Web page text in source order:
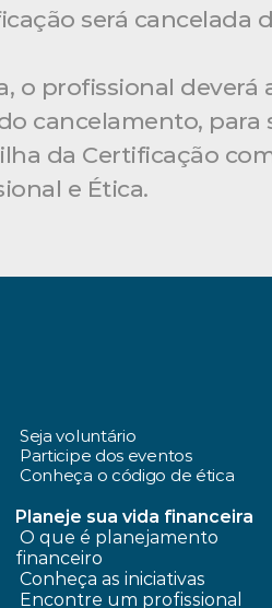
será cancelada
o profissional
cancelamento, para
da Certificação
e Ética.
Seja voluntário
Participe dos eventos
Conheça o código de ética
Planeje sua vida financeira
O que é planejamento
financeiro
Conheça as iniciativas